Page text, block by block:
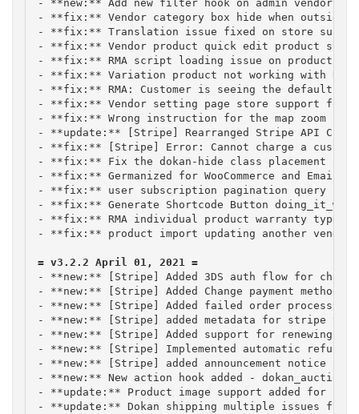
- **new:** Add new filter hook on admin vendor
- **fix:** Vendor category box hide when
- **fix:** Translation issue fixed on store
- **fix:** Vendor product quick edit product
- **fix:** RMA script loading issue on product
- **fix:** Variation product not working with RMA
- **fix:** RMA: Customer is seeing the default
- **fix:** Vendor setting page store support for
- **fix:** Wrong instruction for the map zoom
- **update:** [Stripe] Rearranged Stripe API
- **fix:** [Stripe] Error: Cannot charge a
- **fix:** Fix the dokan-hide class placement on
- **fix:** Germanized for WooCommerce and
- **fix:** user subscription pagination query
- **fix:** Generate Shortcode Button
- **fix:** RMA individual product warranty type
- **fix:** product import updating another vendor
- **new:** [Stripe] Added 3DS auth flow for
- **new:** [Stripe] Added Change payment
- **new:** [Stripe] Added failed order processing
- **new:** [Stripe] added metadata for stripe
- **new:** [Stripe] Added support for renewing
- **new:** [Stripe] Implemented automatic refund
- **new:** [Stripe] added announcement notice
- **new:** New action hook added -
- **update:** Product image support added for
- **update:** Dokan shipping multiple issues fixed